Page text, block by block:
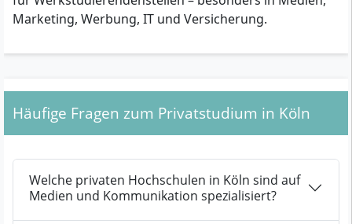
Marketing, Werbung, IT und Versicherung.
Häufige Fragen zum Privatstudium in Köln
Welche privaten Hochschulen in Köln sind auf
Medien und Kommunikation spezialisiert?